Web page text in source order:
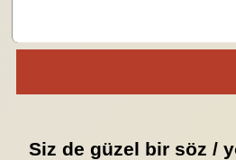
Siz de güzel bir söz /